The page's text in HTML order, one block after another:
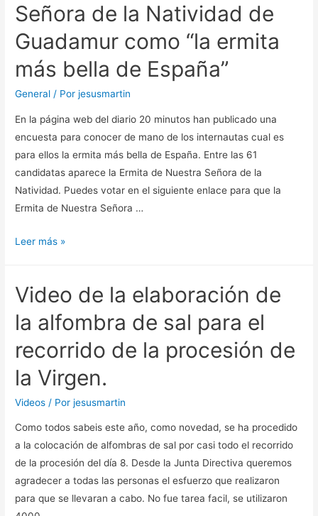
Señora de la Natividad de
Guadamur como “la ermita
más bella de España”
General / Porjesusmartin
En la página web del diario 20 minutos han publicado una
encuesta para conocer de mano de los internautas cual es
para ellos la ermita más bella de España. Entre las 61
candidatas aparece la Ermita de Nuestra Señora de la
Natividad. Puedes votar en el siguiente enlace para que la
Ermita de Nuestra Señora …
Vota
Ermita
Nuestra
Señora
la
Natividad
ermita
más
Leer más »
Video de la elaboración de
la alfombra de sal para el
recorrido de la procesión de
la Virgen.
Videos / Porjesusmartin
Como todos sabeis este año, como novedad, se ha procedido
a la colocación de alfombras de sal por casi todo el recorrido
de la procesión del día 8. Desde la Junta Directiva queremos
agradecer a todas las personas el esfuerzo que realizaron
para que se llevaran a cabo. No fue tarea facil, se utilizaron